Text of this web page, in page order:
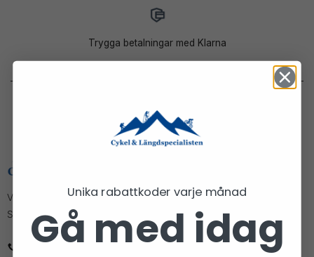
Trygga betalningar med Klarna
Vi är den lilla cykel och längdbutiken med den stora kunskapen.
Stolt partner åt Vasaloppet och Vansbrosimningen.
Unika rabattkoder varje månad
Gå med idag